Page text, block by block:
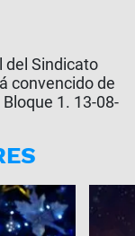
del Sindicato
convencido de
1. 13-08-